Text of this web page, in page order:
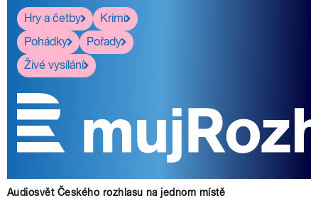
Hry a četby
Krimi
Pohádky
Pořady
Živé vysílání
Audiosvět Českého rozhlasu na jednom místě